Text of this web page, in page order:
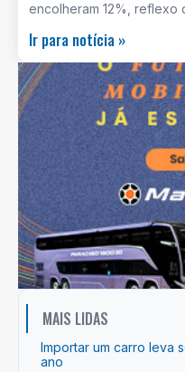
encolheram 12%, reflexo
Ir para notícia »
MAIS LIDAS
Importar um carro leva
ano